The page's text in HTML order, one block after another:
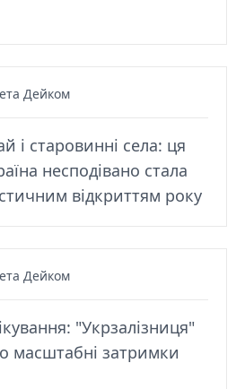
Дейком
і старовинні села: ця
несподівано стала
відкриттям року
Дейком
"Укрзалізниця"
масштабні затримки